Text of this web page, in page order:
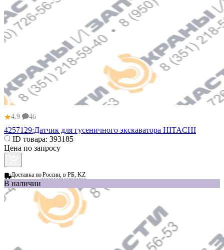
★4.9 46
4257129:Датчик для гусеничного экскаватора HITACHI
ID товара: 393185
Цена по запросу
Доставка поРоссии, в РБ, KZ
В наличии